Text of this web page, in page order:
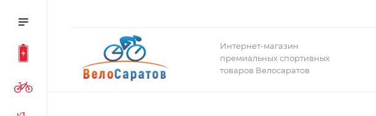
Интернет-магазин
премиальных спортивных
товаров Велосаратов